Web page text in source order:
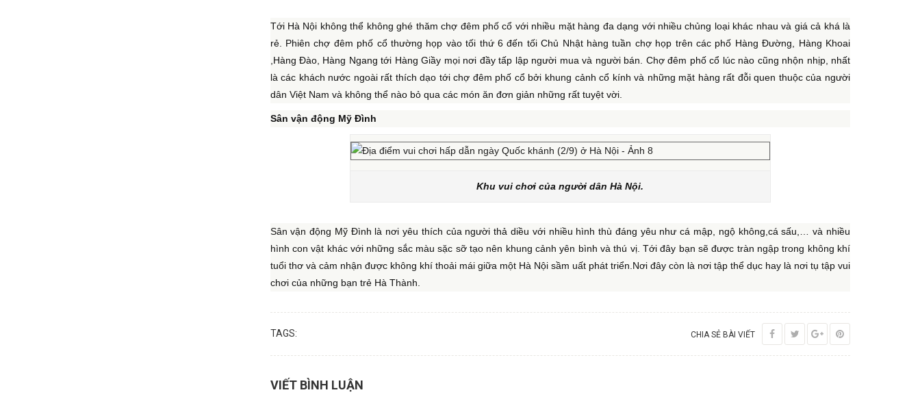
Tới Hà Nội không thể không ghé thăm chợ đêm phố cổ với nhiều mặt hàng đa dạng với nhiều chủng loại khác nhau và giá cả khá là
rẻ. Phiên chợ đêm phố cổ thường họp vào tối thứ 6 đến tối Chủ Nhật hàng tuần chợ họp trên các phố Hàng Đường, Hàng Khoai
,Hàng Đào, Hàng Ngang tới Hàng Giầy mọi nơi đầy tấp lập người mua và người bán. Chợ đêm phố cổ lúc nào cũng nhộn nhịp, nhất
là các khách nước ngoài rất thích dạo tới chợ đêm phố cổ bởi khung cảnh cổ kính và những mặt hàng rất đỗi quen thuộc của người
dân Việt Nam và không thể nào bỏ qua các món ăn đơn giản những rất tuyệt vời.
Sân vận động Mỹ Đình
Khu vui chơi của người dân Hà Nội.
Sân vận động Mỹ Đình là nơi yêu thích của người thả diều với nhiều hình thù đáng yêu như cá mập, ngộ không,cá sấu,… và nhiều
hình con vật khác với những sắc màu sặc sỡ tạo nên khung cảnh yên bình và thú vị. Tới đây bạn sẽ được tràn ngập trong không khí
tuổi thơ và cảm nhận được không khí thoải mái giữa một Hà Nội sầm uất phát triển.Nơi đây còn là nơi tập thể dục hay là nơi tụ tập vui
chơi của những bạn trẻ Hà Thành.
TAGS: CHIA SẺ BÀI VIẾT
VIẾT BÌNH LUẬN